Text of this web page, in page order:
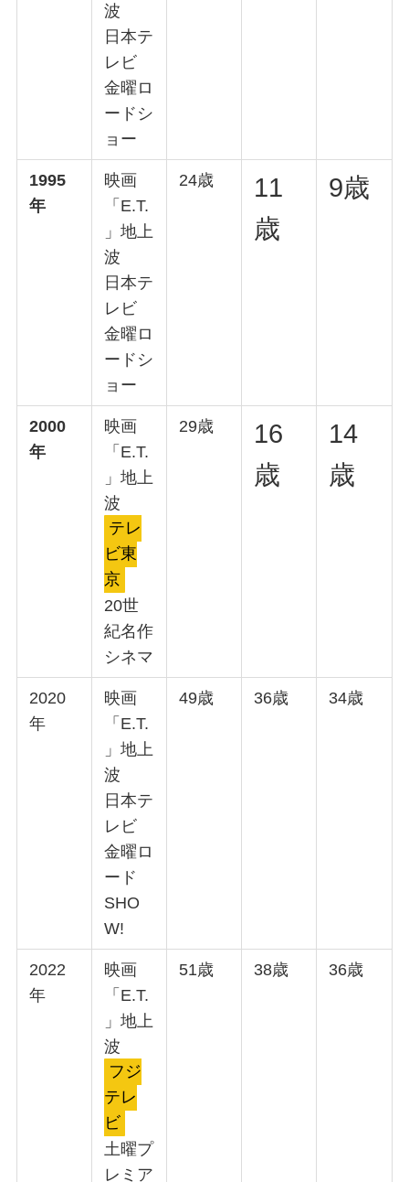
波
日本テ
レビ
金曜ロ
ードシ
ョー
1995
年
映画
「E.T.
」地上
波
日本テ
レビ
金曜ロ
ードシ
ョー
24歳
11
歳
9歳
2000
年
映画
「E.T.
」地上
波
テレ
ビ東
京
20世
紀名作
シネマ
29歳
16
歳
14
歳
2020
年
映画
「E.T.
」地上
波
日本テ
レビ
金曜ロ
ード
SHO
W!
49歳 36歳 34歳
2022
年
映画
「E.T.
」地上
波
フジ
テレ
ビ
土曜プ
レミア
51歳 38歳 36歳